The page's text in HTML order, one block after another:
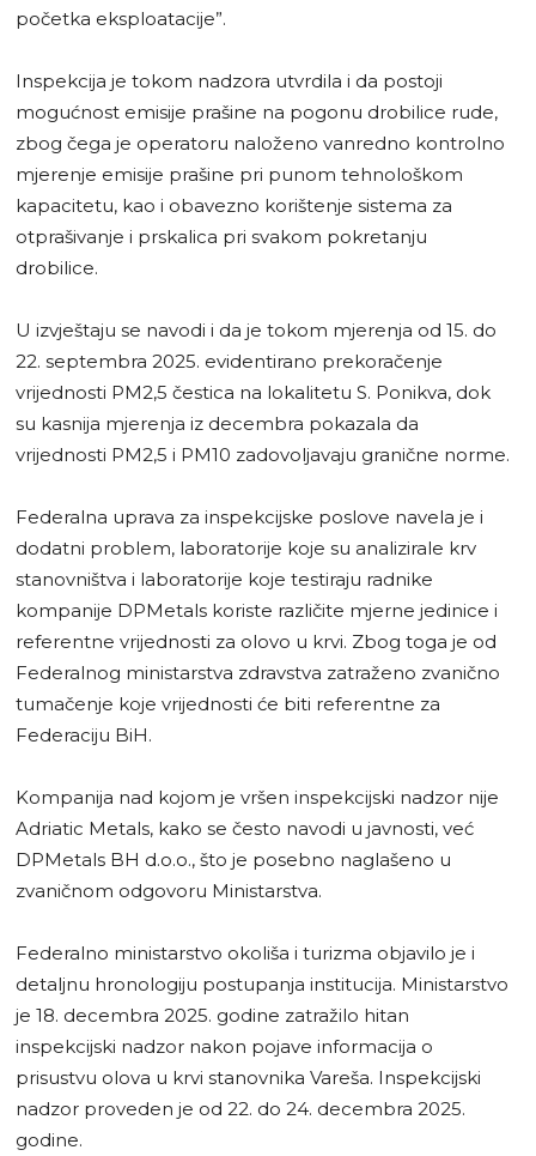
početka eksploatacije”.
Inspekcija je tokom nadzora utvrdila i da postoji
mogućnost emisije prašine na pogonu drobilice rude,
zbog čega je operatoru naloženo vanredno kontrolno
mjerenje emisije prašine pri punom tehnološkom
kapacitetu, kao i obavezno korištenje sistema za
otprašivanje i prskalica pri svakom pokretanju
drobilice.
U izvještaju se navodi i da je tokom mjerenja od 15. do
22. septembra 2025. evidentirano prekoračenje
vrijednosti PM2,5 čestica na lokalitetu S. Ponikva, dok
su kasnija mjerenja iz decembra pokazala da
vrijednosti PM2,5 i PM10 zadovoljavaju granične norme.
Federalna uprava za inspekcijske poslove navela je i
dodatni problem, laboratorije koje su analizirale krv
stanovništva i laboratorije koje testiraju radnike
kompanije DPMetals koriste različite mjerne jedinice i
referentne vrijednosti za olovo u krvi. Zbog toga je od
Federalnog ministarstva zdravstva zatraženo zvanično
tumačenje koje vrijednosti će biti referentne za
Federaciju BiH.
Kompanija nad kojom je vršen inspekcijski nadzor nije
Adriatic Metals, kako se često navodi u javnosti, već
DPMetals BH d.o.o., što je posebno naglašeno u
zvaničnom odgovoru Ministarstva.
Federalno ministarstvo okoliša i turizma objavilo je i
detaljnu hronologiju postupanja institucija. Ministarstvo
je 18. decembra 2025. godine zatražilo hitan
inspekcijski nadzor nakon pojave informacija o
prisustvu olova u krvi stanovnika Vareša. Inspekcijski
nadzor proveden je od 22. do 24. decembra 2025.
godine.